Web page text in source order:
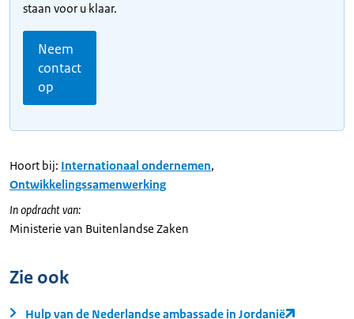
staan voor u klaar.
Neem
contact
op
Hoort bij: Internationaal ondernemen,
Ontwikkelingssamenwerking
In opdracht van:
Ministerie van Buitenlandse Zaken
Zie ook
Hulp van de Nederlandse ambassade in Jordanië